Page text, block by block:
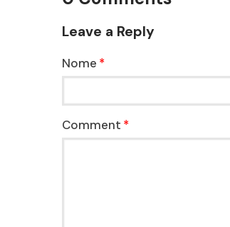
Leave a Reply
Nome
Comment